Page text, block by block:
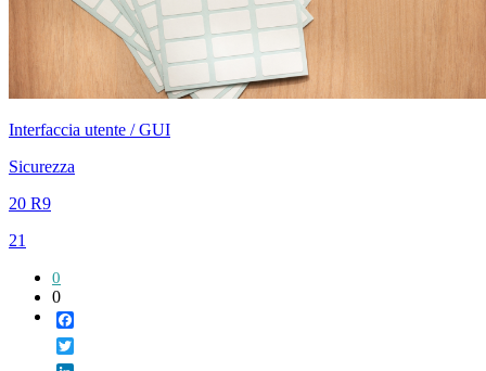
Interfaccia utente / GUI
Sicurezza
20 R9
21
0
0